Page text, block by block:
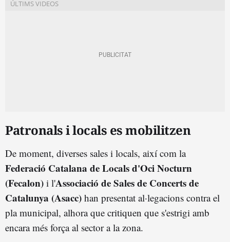
Patronals i locals es mobilitzen
De moment, diverses sales i locals, així com la
Federació Catalana de Locals d'Oci Nocturn
(Fecalon) i l'Associació de Sales de Concerts de
Catalunya (Asacc) han presentat al·legacions contra el
pla municipal, alhora que critiquen que s'estrigi amb
encara més força al sector a la zona.